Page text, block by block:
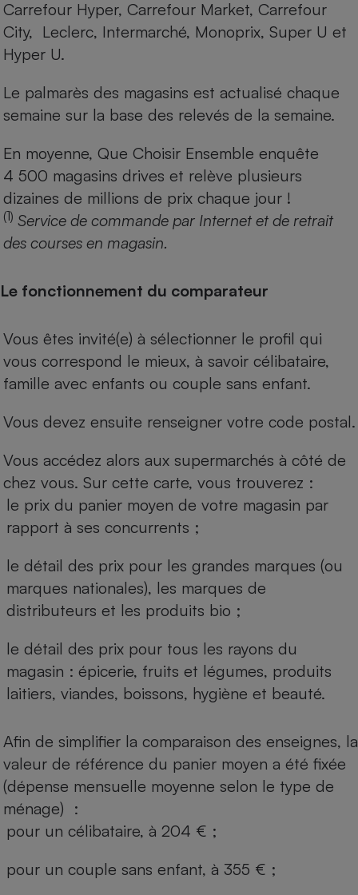
Carrefour Hyper, Carrefour Market, Carrefour
City, Leclerc, Intermarché, Monoprix, Super U et
Hyper U.
Le palmarès des magasins est actualisé chaque
semaine sur la base des relevés de la semaine.
En moyenne, Que Choisir Ensemble enquête
4 500 magasins drives et relève plusieurs
dizaines de millions de prix chaque jour !
(1) Service de commande par Internet et de retrait
des courses en magasin.
Le fonctionnement du comparateur
Vous êtes invité(e) à sélectionner le profil qui
vous correspond le mieux, à savoir célibataire,
famille avec enfants ou couple sans enfant.
Vous devez ensuite renseigner votre code postal.
Vous accédez alors aux supermarchés à côté de
chez vous. Sur cette carte, vous trouverez :
le prix du panier moyen de votre magasin par
rapport à ses concurrents ;
le détail des prix pour les grandes marques (ou
marques nationales), les marques de
distributeurs et les produits bio ;
le détail des prix pour tous les rayons du
magasin : épicerie, fruits et légumes, produits
laitiers, viandes, boissons, hygiène et beauté.
Afin de simplifier la comparaison des enseignes, la
valeur de référence du panier moyen a été fixée
(dépense mensuelle moyenne selon le type de
ménage) :
pour un célibataire, à 204 € ;
pour un couple sans enfant, à 355 € ;